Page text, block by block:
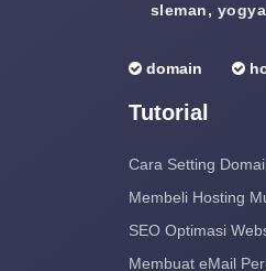
sleman,
domain
Tutorial
Cara Setting
Membeli Hosting
SEO Optimasi
Membuat eMail